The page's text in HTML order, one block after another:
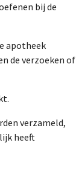
bij de
apotheek
de verzoeken of
verzameld,
heeft